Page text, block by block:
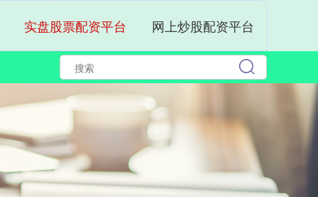
实盘股票配资平台 网上炒股配资平台